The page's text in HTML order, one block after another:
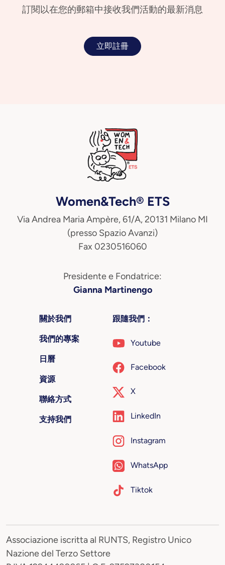
訂閱以在您的郵箱中接收我們活動的最新消息
立即註冊
Women&Tech® ETS
Via Andrea Maria Ampère, 61/A, 20131 Milano MI
(presso Spazio Avanzi)
Fax 0230516060
Presidente e Fondatrice:
Gianna Martinengo
關於我們
我們的專案
日曆
資源
聯絡方式
支持我們
跟隨我們：
Youtube
Facebook
X
LinkedIn
Instagram
WhatsApp
Tiktok
Associazione iscritta al RUNTS, Registro Unico
Nazione del Terzo Settore